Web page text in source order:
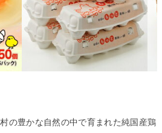
の豊かな自然の中で育まれた純国産鶏